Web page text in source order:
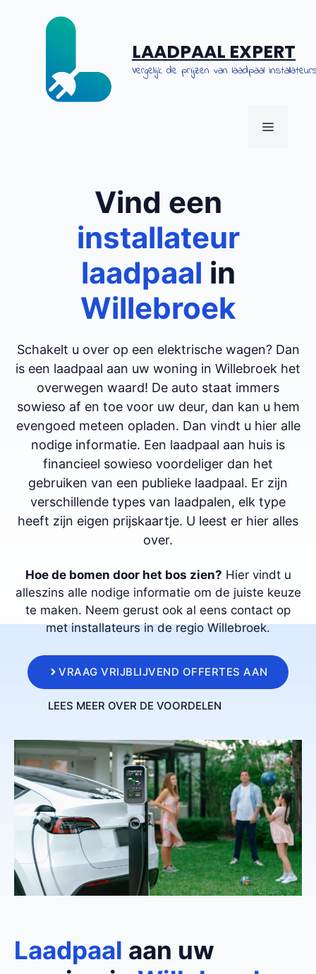
LAADPAAL EXPERT
Vergelijk de prijzen van laadpaal
MENU
Vind een
installateur
laadpaal in
Willebroek
Schakelt u over op een elektrische wagen? Dan
is een laadpaal aan uw woning in Willebroek het
overwegen waard! De auto staat immers
sowieso af en toe voor uw deur, dan kan u hem
evengoed meteen opladen. Dan vindt u hier alle
nodige informatie. Een laadpaal aan huis is
financieel sowieso voordeliger dan het
gebruiken van een publieke laadpaal. Er zijn
verschillende types van laadpalen, elk type
heeft zijn eigen prijskaartje. U leest er hier alles
over.
Hoe de bomen door het bos zien? Hier vindt u
alleszins alle nodige informatie om de juiste keuze
te maken. Neem gerust ook al eens contact op
met installateurs in de regio Willebroek.
VRAAG VRIJBLIJVEND OFFERTES AAN
LEES MEER OVER DE VOORDELEN
Laadpaal aan uw